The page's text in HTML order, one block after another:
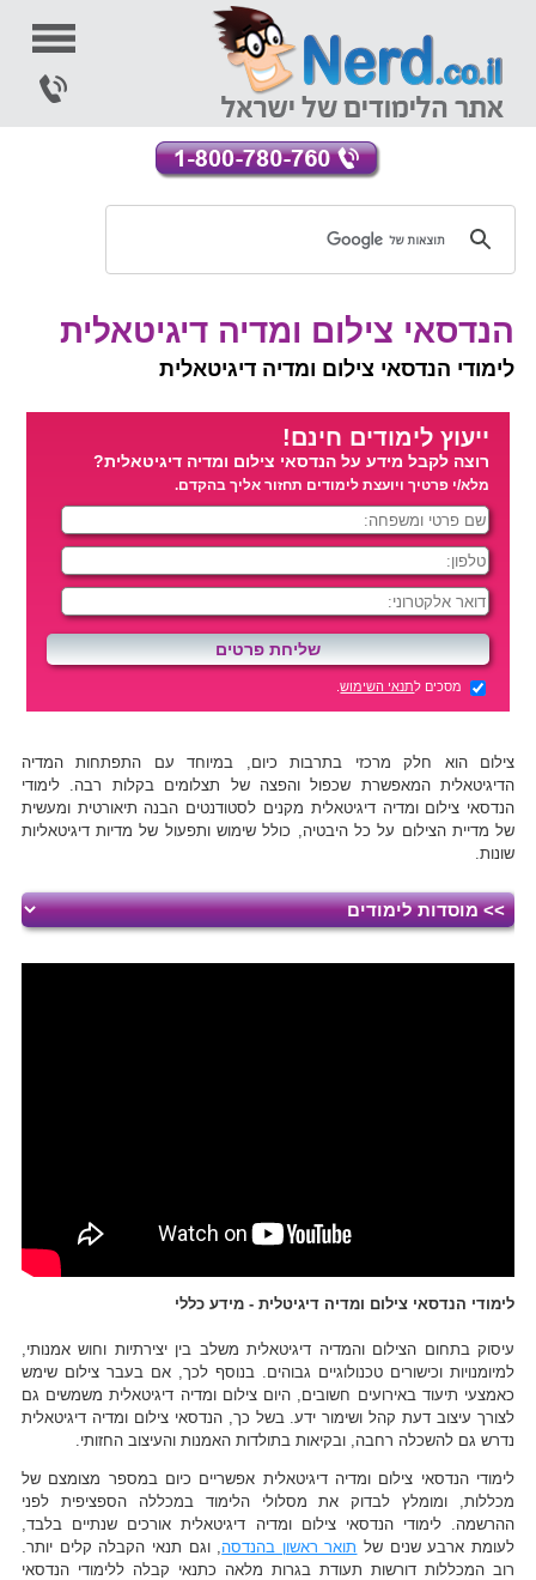
הנדסאי צילום ומדיה דיגיטאלית
לימודי הנדסאי צילום ומדיה דיגיטאלית
ייעוץ לימודים חינם!
רוצה לקבל מידע על הנדסאי צילום ומדיה דיגיטאלית?
מלא/י פרטיך ויועצת לימודים תחזור אליך בהקדם.
מסכים לתנאי השימוש.
צילום הוא חלק מרכזי בתרבות כיום, במיוחד עם התפתחות המדיה
הדיגיטאלית המאפשרת שכפול והפצה של תצלומים בקלות רבה. לימודי
הנדסאי צילום ומדיה דיגיטאלית מקנים לסטודנטים הבנה תיאורטית ומעשית
של מדיית הצילום על כל היבטיה, כולל שימוש ותפעול של מדיות דיגיטאליות
שונות.
לימודי הנדסאי צילום ומדיה דיגיטלית - מידע כללי
עיסוק בתחום הצילום והמדיה דיגיטאלית משלב בין יצירתיות וחוש אמנותי,
למיומנויות וכישורים טכנולוגיים גבוהים. בנוסף לכך, אם בעבר צילום שימש
כאמצעי תיעוד באירועים חשובים, היום צילום ומדיה דיגיטאלית משמשים גם
לצורך עיצוב דעת קהל ושימור ידע. בשל כך, הנדסאי צילום ומדיה דיגיטאלית
נדרש גם להשכלה רחבה, ובקיאות בתולדות האמנות והעיצוב החזותי.
לימודי הנדסאי צילום ומדיה דיגיטאלית אפשריים כיום במספר מצומצם של
מכללות, ומומלץ לבדוק את מסלולי הלימוד במכללה הספציפית לפני
ההרשמה. לימודי הנדסאי צילום ומדיה דיגיטאלית אורכים שנתיים בלבד,
לעומת ארבע שנים של תואר ראשון בהנדסה , וגם תנאי הקבלה קלים יותר.
רוב המכללות דורשות תעודת בגרות מלאה כתנאי קבלה ללימודי הנדסאי